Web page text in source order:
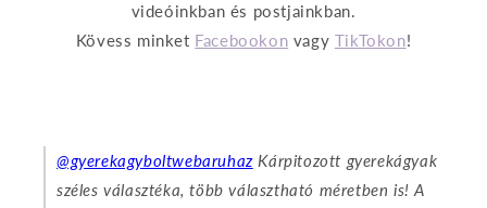
videóinkban és postjainkban.
Kövess minket Facebookon vagy TikTokon!
@gyerekagyboltwebaruhazKárpitozott gyerekágyak
széles választéka, több választható méretben is! A